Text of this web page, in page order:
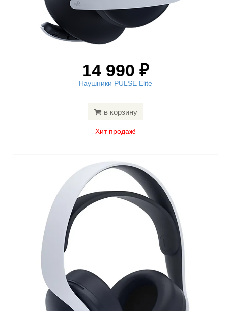
14 990 ₽
Наушники PULSE Elite
в корзину
Хит продаж!